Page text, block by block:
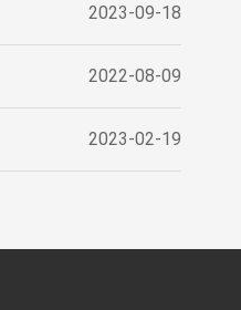
2023-09-18
2022-08-09
2023-02-19